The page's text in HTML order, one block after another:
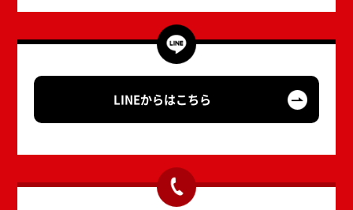
LINEからはこちら